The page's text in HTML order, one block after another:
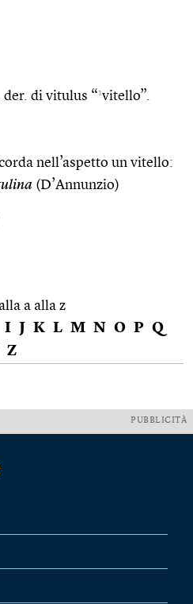
di vitulus “1vitello”.
nell’aspetto un vitello:
(D’Annunzio)
a alla z
I J K L M N O P Q
Z
PUBBLICITÀ